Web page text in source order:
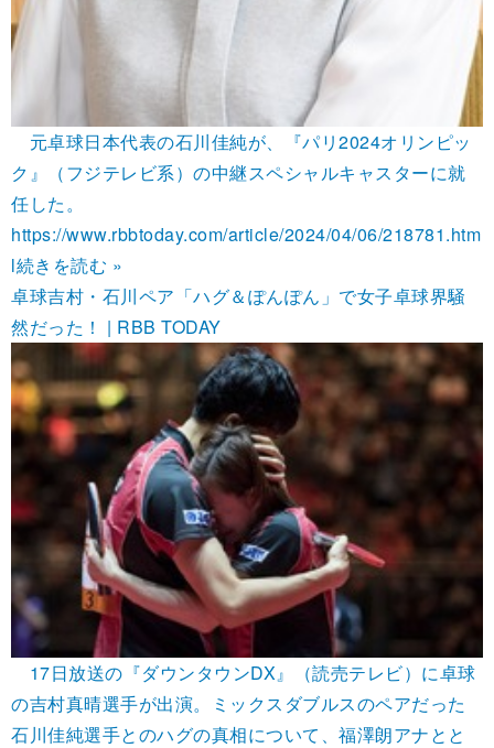
元卓球日本代表の石川佳純が、『パリ2024オリンピッ
ク』（フジテレビ系）の中継スペシャルキャスターに就
任した。
https://www.rbbtoday.com/article/2024/04/06/218781.htm
l続きを読む »
卓球吉村・石川ペア「ハグ＆ぽんぽん」で女子卓球界騒
然だった！ | RBB TODAY
17日放送の『ダウンタウンDX』（読売テレビ）に卓球
の吉村真晴選手が出演。ミックスダブルスのペアだった
石川佳純選手とのハグの真相について、福澤朗アナとと